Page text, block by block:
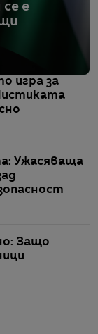
е
игра за
Ужасяваща
Защо